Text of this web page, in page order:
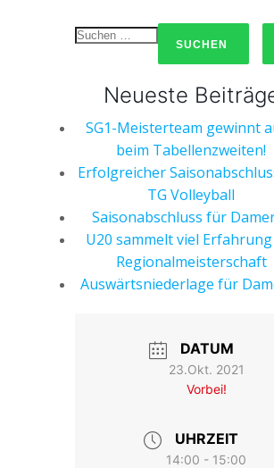
Neueste
SG1-Meisterteam gewinnt
beim Tabellenzweiten!
Erfolgreicher
TG Volleyball
Saisonabschluss für
U20 sammelt viel
Regionalmeisterschaft
Auswärtsniederlage für
DATUM
23.Okt. 2021
Vorbei!
UHRZEIT
14:00 - 15:00